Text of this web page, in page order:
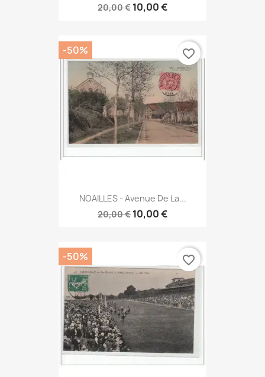
20,00 € 10,00 €
NOAILLES - Avenue De La...
20,00 € 10,00 €
-50% favorite_border
-50% favorite_border